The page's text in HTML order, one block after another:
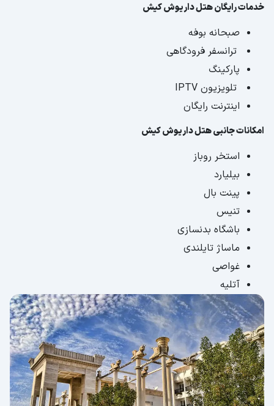
خدمات رایگان هتل داریوش کیش
صبحانه بوفه
ترانسفر فرودگاهی
پارکینگ
تلویزیون IPTV
اینترنت رایگان
امکانات جانبی هتل داریوش کیش
استخر روباز
بیلیارد
پینت بال
تنیس
باشگاه بدنسازی
ماساژ تایلندی
غواصی
آتلیه